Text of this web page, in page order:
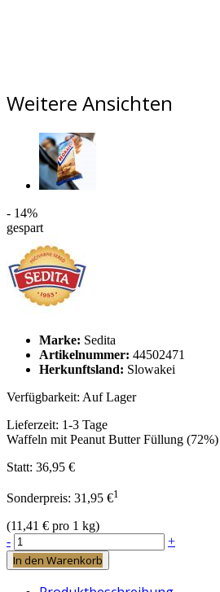
Weitere Ansichten
- 14%
gespart
Marke: Sedita
Artikelnummer: 44502471
Herkunftsland: Slowakei
Verfügbarkeit: Auf Lager
Lieferzeit: 1-3 Tage
Waffeln mit Peanut Butter Füllung
Statt: 36,95 €
Sonderpreis: 31,95 €1
(11,41 € pro 1 kg)
-
+
In den Warenkorb